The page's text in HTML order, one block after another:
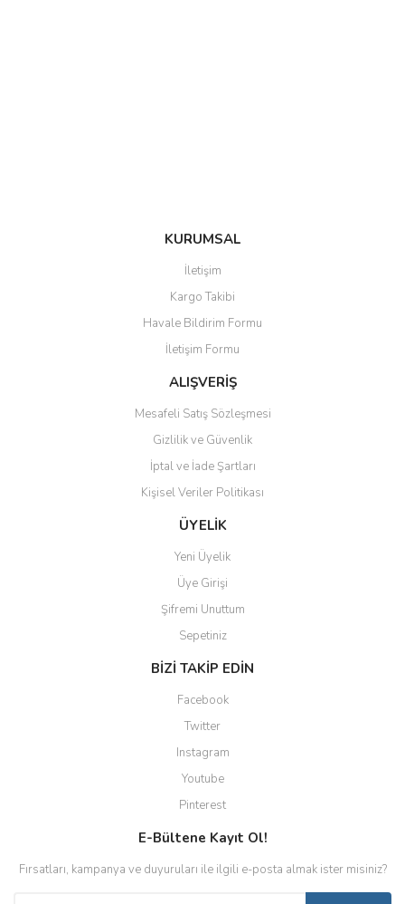
Gönder
KURUMSAL
İletişim
Kargo Takibi
Havale Bildirim Formu
İletişim Formu
ALIŞVERİŞ
Mesafeli Satış Sözleşmesi
Gizlilik ve Güvenlik
İptal ve İade Şartları
Kişisel Veriler Politikası
ÜYELİK
Yeni Üyelik
Üye Girişi
Şifremi Unuttum
Sepetiniz
BİZİ TAKİP EDİN
Facebook
Twitter
Instagram
Youtube
Pinterest
E-Bültene Kayıt Ol!
Fırsatları, kampanya ve duyuruları ile ilgili e-posta almak ister misiniz?